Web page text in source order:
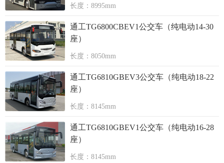
长度：8995mm
通工TG6800CBEV1公交车（纯电动14-30
座）
长度：8050mm
通工TG6810GBEV3公交车（纯电动18-22
座）
长度：8145mm
通工TG6810GBEV1公交车（纯电动16-28
座）
长度：8145mm